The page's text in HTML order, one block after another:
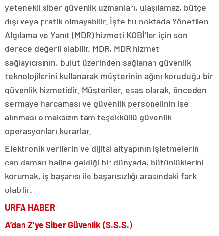
yetenekli siber güvenlik uzmanları, ulaşılamaz, bütçe
dışı veya pratik olmayabilir. İşte bu noktada Yönetilen
Algılama ve Yanıt (MDR) hizmeti KOBİ’ler için son
derece değerli olabilir. MDR, MDR hizmet
sağlayıcısının, bulut üzerinden sağlanan güvenlik
teknolojilerini kullanarak müşterinin ağını koruduğu bir
güvenlik hizmetidir. Müşteriler, esas olarak, önceden
sermaye harcaması ve güvenlik personelinin işe
alınması olmaksızın tam teşekküllü güvenlik
operasyonları kurarlar.
Elektronik verilerin ve dijital altyapının işletmelerin
can damarı haline geldiği bir dünyada, bütünlüklerini
korumak, iş başarısı ile başarısızlığı arasındaki fark
olabilir.
URFA HABER
A’dan Z’ye Siber Güvenlik (S.S.S.)